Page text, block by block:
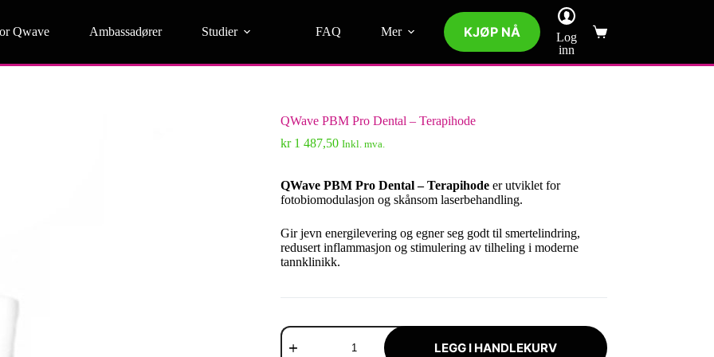
Qwave Ambassadører Studier FAQ Mer KJØP NÅ
Log
inn
Handlekurv
QWave PBM Pro Dental – Terapihode
kr1 487,50 Inkl. mva.
QWave PBM Pro Dental – Terapihode er utviklet for
fotobiomodulasjon og skånsom laserbehandling.
Gir jevn energilevering og egner seg godt til smertelindring,
redusert inflammasjon og stimulering av tilheling i moderne
tannklinikk.
QWave
PBM
LEGG I HANDLEKURV